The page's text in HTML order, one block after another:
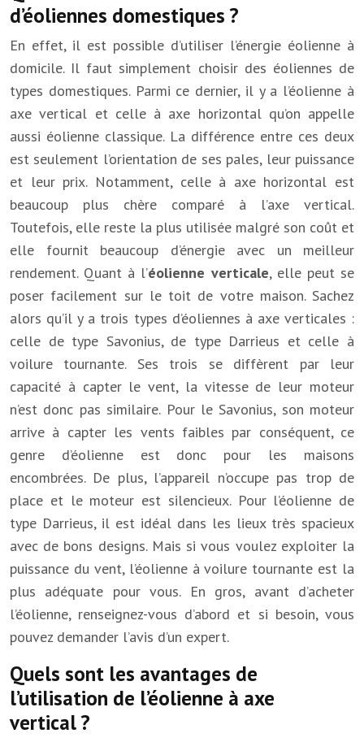
d’éoliennes domestiques ?
En effet, il est possible d’utiliser l’énergie éolienne à
domicile. Il faut simplement choisir des éoliennes de
types domestiques. Parmi ce dernier, il y a l’éolienne à
axe vertical et celle à axe horizontal qu’on appelle
aussi éolienne classique. La différence entre ces deux
est seulement l’orientation de ses pales, leur puissance
et leur prix. Notamment, celle à axe horizontal est
beaucoup plus chère comparé à l’axe vertical.
Toutefois, elle reste la plus utilisée malgré son coût et
elle fournit beaucoup d’énergie avec un meilleur
rendement. Quant à l’éolienne verticale, elle peut se
poser facilement sur le toit de votre maison. Sachez
alors qu’il y a trois types d’éoliennes à axe verticales :
celle de type Savonius, de type Darrieus et celle à
voilure tournante. Ses trois se diffèrent par leur
capacité à capter le vent, la vitesse de leur moteur
n’est donc pas similaire. Pour le Savonius, son moteur
arrive à capter les vents faibles par conséquent, ce
genre d’éolienne est donc pour les maisons
encombrées. De plus, l’appareil n’occupe pas trop de
place et le moteur est silencieux. Pour l’éolienne de
type Darrieus, il est idéal dans les lieux très spacieux
avec de bons designs. Mais si vous voulez exploiter la
puissance du vent, l’éolienne à voilure tournante est la
plus adéquate pour vous. En gros, avant d’acheter
l’éolienne, renseignez-vous d’abord et si besoin, vous
pouvez demander l’avis d’un expert.
Quels sont les avantages de
l’utilisation de l’éolienne à axe
vertical ?